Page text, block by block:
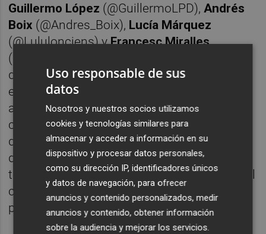
Guillermo López (@GuillermoLPD), Andrés
Boix (@Andres_Boix), Lucía Márquez
(@Lululonciens) yFrancesc Miralles
(@arrosabanda). Buceamos en los orígenes
del blog 'La Página Definitiva', relación entre
el Valencia CF y la política valenciana, el
aterrizaje socio-cultural de Peter Lim en el
club, el disparatado proceso de venta,
dirigentes noventeros pasados de rosca,
debate sobre los ultras en el fútbol y mil
temas más que no venían a cuento. Desde el
cuartel general de Valencia Plaza. Dirigido y
presentado porPaco Polit.
Uso responsable de sus
datos
Nosotros y nuestros socios utilizamos
cookies y tecnologías similares para
almacenar y acceder a información en su
dispositivo y procesar datos personales,
como su dirección IP, identificadores únicos
y datos de navegación, para ofrecer
anuncios y contenido personalizados, medir
anuncios y contenido, obtener información
sobre la audiencia y mejorar los servicios.